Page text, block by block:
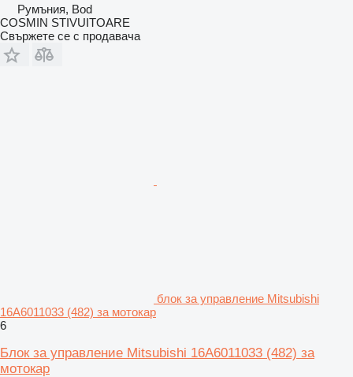
Румъния, Bod
COSMIN STIVUITOARE
Свържете се с продавача
блок за управление Mitsubishi
16A6011033 (482) за мотокар
6
Блок за управление Mitsubishi 16A6011033 (482) за
мотокар